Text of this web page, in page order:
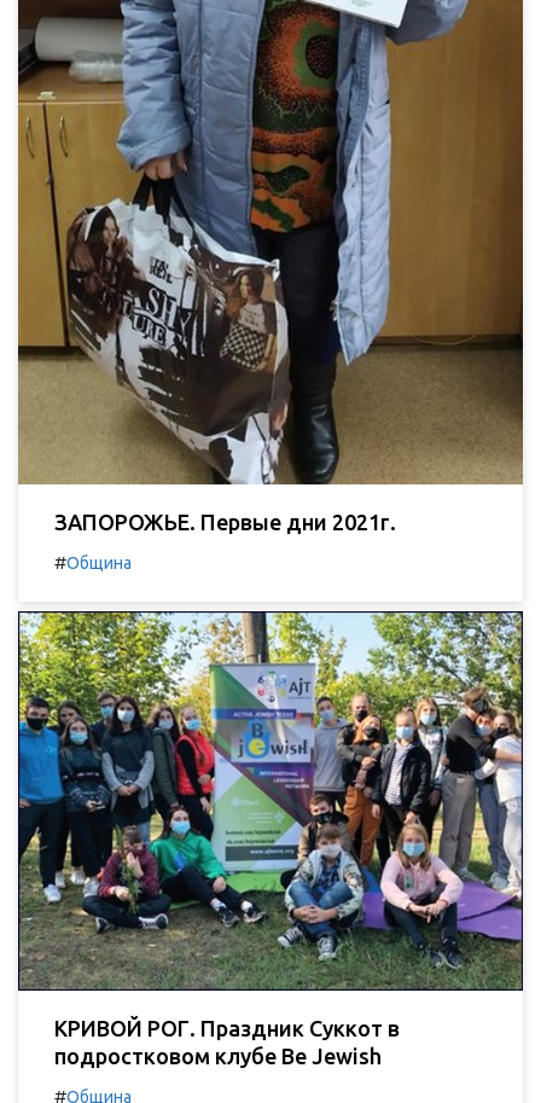
ЗАПОРОЖЬЕ. Первые дни 2021г.
#Община
КРИВОЙ РОГ. Праздник Суккот в
подростковом клубе Be Jewish
#Община